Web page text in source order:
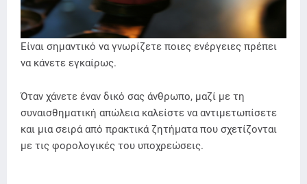
Είναι σημαντικό να γνωρίζετε ποιες ενέργειες πρέπει
να κάνετε εγκαίρως.
Όταν χάνετε έναν δικό σας άνθρωπο, μαζί με τη
συναισθηματική απώλεια καλείστε να αντιμετωπίσετε
και μια σειρά από πρακτικά ζητήματα που σχετίζονται
με τις φορολογικές του υποχρεώσεις.